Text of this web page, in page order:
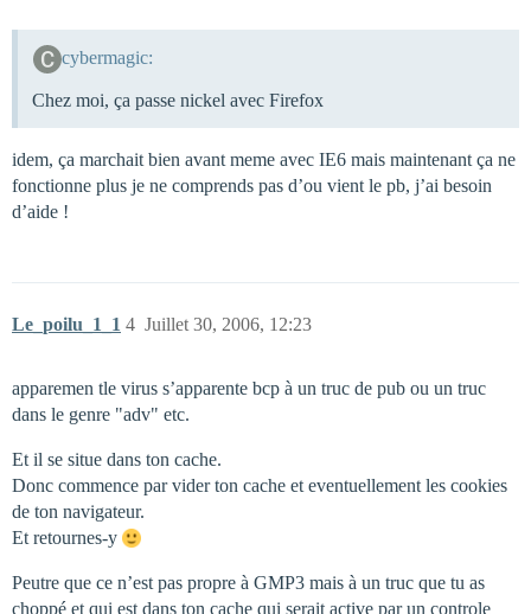
cybermagic:
Chez moi, ça passe nickel avec Firefox
idem, ça marchait bien avant meme avec IE6 mais maintenant ça ne
fonctionne plus je ne comprends pas d’ou vient le pb, j’ai besoin
d’aide !
Le_poilu_1_1 Juillet 30, 2006, 12:23
4
apparemen tle virus s’apparente bcp à un truc de pub ou un truc
dans le genre "adv" etc.
Et il se situe dans ton cache.
Donc commence par vider ton cache et eventuellement les cookies
de ton navigateur.
Et retournes-y
Peutre que ce n’est pas propre à GMP3 mais à un truc que tu as
choppé et qui est dans ton cache qui serait active par un controle